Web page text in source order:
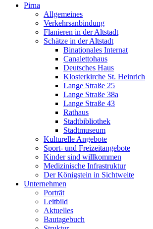
Pirna
Allgemeines
Verkehrsanbindung
Flanieren in der Altstadt
Schätze in der Altstadt
Binationales Internat
Canalettohaus
Deutsches Haus
Klosterkirche St. Heinrich
Lange Straße 25
Lange Straße 38a
Lange Straße 43
Rathaus
Stadtbibliothek
Stadtmuseum
Kulturelle Angebote
Sport- und Freizeitangebote
Kinder sind willkommen
Medizinische Infrastruktur
Der Königstein in Sichtweite
Unternehmen
Porträt
Leitbild
Aktuelles
Bautagebuch